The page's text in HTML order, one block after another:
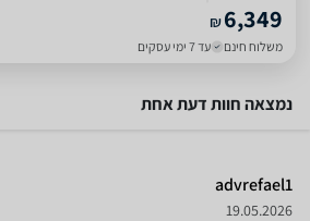
₪6,349
משלוח חינם עד 7 ימי עסקים
נמצאה חוות דעת אחת
advrefael1
19.05.2026